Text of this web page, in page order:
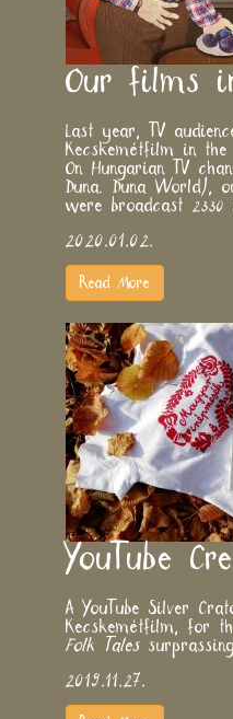
​Our films
Last year, TV
Kecskemétfilm in the
On Hungarian TV
Duna. Duna World),
were broadcast 2330
2020.01.02.
Read More
YouTube
A YouTube Silver
Kecskemétfilm, for
Folk Tales
2019.11.27.